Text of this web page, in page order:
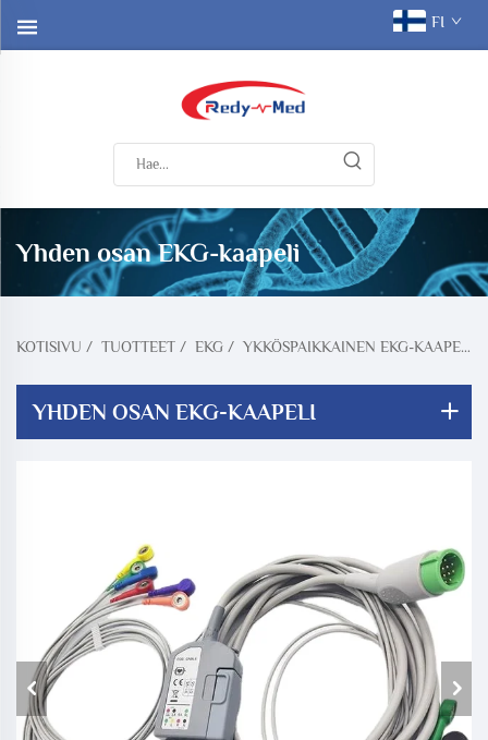
FI
Yhden osan EKG-kaapeli
KOTISIVU / TUOTTEET / EKG / YKKÖSPAIKKAINEN EKG-KAAPELI
YHDEN OSAN EKG-KAAPELI